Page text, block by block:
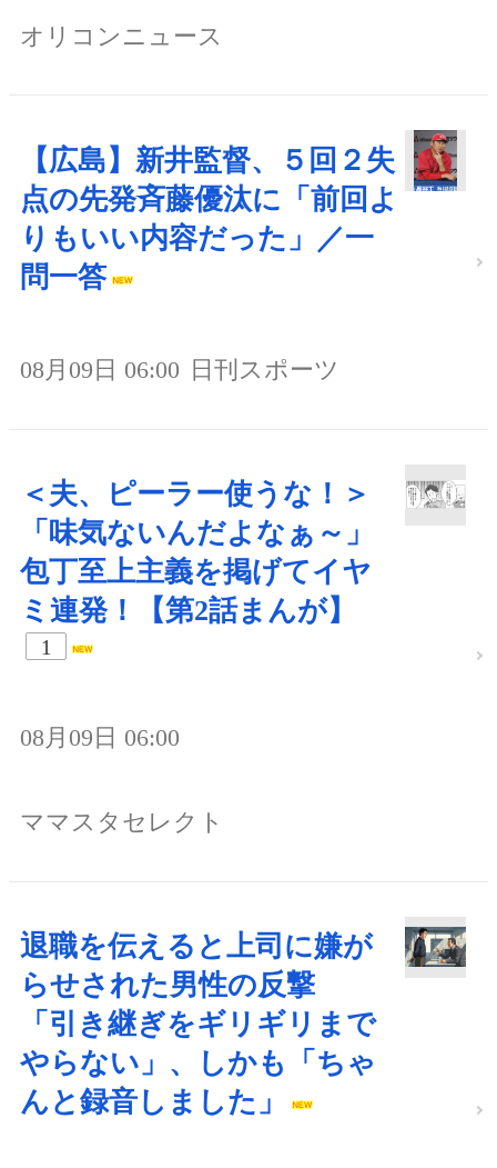
オリコンニュース
【広島】新井監督、５回２失
点の先発斉藤優汰に「前回よ
りもいい内容だった」／一
問一答
08月09日 06:00 日刊スポーツ
＜夫、ピーラー使うな！＞
「味気ないんだよなぁ～」
包丁至上主義を掲げてイヤ
ミ連発！【第2話まんが】
1
08月09日 06:00
ママスタセレクト
退職を伝えると上司に嫌が
らせされた男性の反撃
「引き継ぎをギリギリまで
やらない」、しかも「ちゃ
んと録音しました」